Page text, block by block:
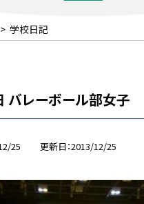
> 学校日記
バレーボール部女子
25 更新日 2013/12/25